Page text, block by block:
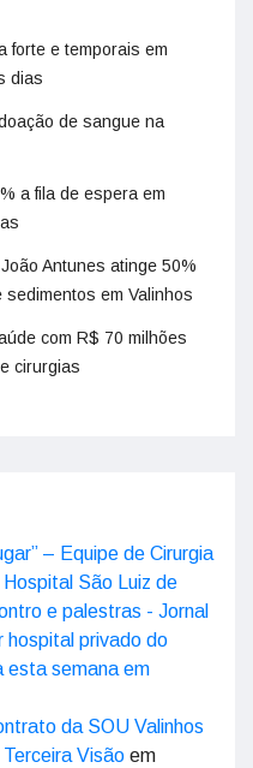
forte e temporais em
dias
de sangue na
a fila de espera em
Antunes atinge 50%
sedimentos em Valinhos
com R$ 70 milhões
cirurgias
– Equipe de Cirurgia
São Luiz de
e palestras - Jornal
hospital privado do
esta semana em
da SOU Valinhos
Visão em